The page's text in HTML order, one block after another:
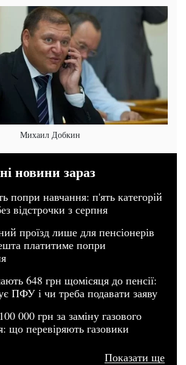
Михаил Добкин
новини зараз
попри навчання: п'ять категорій
відстрочки з серпня
проїзд лише для пенсіонерів
платитиме попри
648 грн щомісяця до пенсії:
ПФУ і чи треба подавати заяву
000 грн за заміну газового
що перевіряють газовики
Показати ще